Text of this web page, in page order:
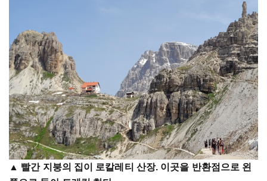
▲ 빨간 지붕의 집이 로칼레티 산장. 이곳을 반환점으로 왼